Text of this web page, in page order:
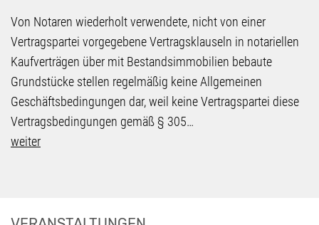
Von Notaren wiederholt verwendete, nicht von einer
Vertragspartei vorgegebene Vertragsklauseln in notariellen
Kaufverträgen über mit Bestandsimmobilien bebaute
Grundstücke stellen regelmäßig keine Allgemeinen
Geschäftsbedingungen dar, weil keine Vertragspartei diese
Vertragsbedingungen gemäß § 305…
weiter